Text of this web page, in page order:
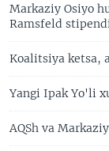
Markaziy Osiyo
Ramsfeld
Koalitsiya ketsa,
Yangi Ipak Yo'li
AQSh va